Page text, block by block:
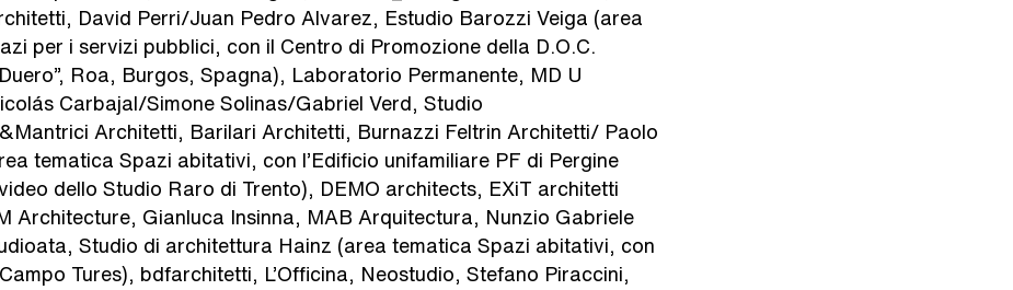
David Perri/Juan Pedro Alvarez, Estudio Barozzi Veiga (area
per i servizi pubblici, con il Centro di Promozione della D.O.C.
Roa, Burgos, Spagna), Laboratorio Permanente, MD U
Carbajal/Simone Solinas/Gabriel Verd, Studio
Architetti, Barilari Architetti, Burnazzi Feltrin Architetti/ Paolo
tematica Spazi abitativi, con l’Edificio unifamiliare PF di Pergine
dello Studio Raro di Trento), DEMO architects, EXiT architetti
Architecture, Gianluca Insinna, MAB Arquitectura, Nunzio Gabriele
Studio di architettura Hainz (area tematica Spazi abitativi, con
Tures), bdfarchitetti, L’Officina, Neostudio, Stefano Piraccini,